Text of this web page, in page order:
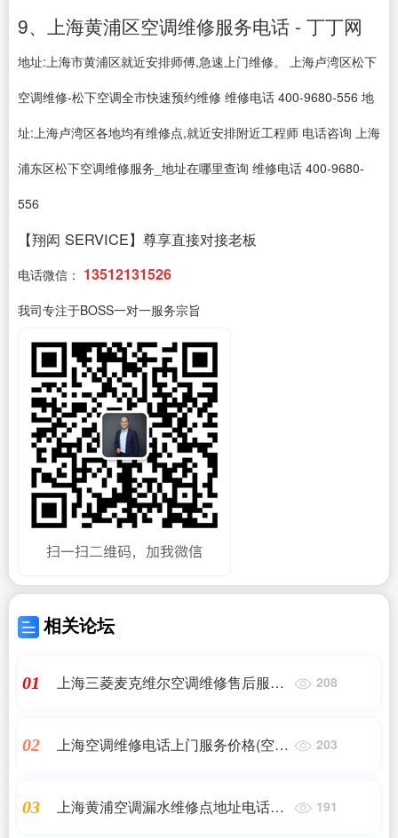
9、上海黄浦区空调维修服务电话 - 丁丁网
地址:上海市黄浦区就近安排师傅,急速上门维修。 上海卢湾区松下
空调维修-松下空调全市快速预约维修 维修电话 400-9680-556 地
址:上海卢湾区各地均有维修点,就近安排附近工程师 电话咨询 上海
浦东区松下空调维修服务_地址在哪里查询 维修电话 400-9680-
556
【翔闳 SERVICE】尊享直接对接老板
电话微信： 13512131526
我司专注于BOSS一对一服务宗旨
相关论坛
01
上海三菱麦克维尔空调维修售后服务
208
02
上海空调维修电话上门服务价格(空调
203
03
上海黄浦空调漏水维修点地址电话号
191